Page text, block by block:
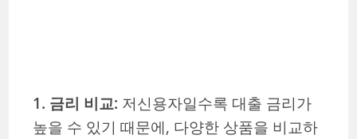
1. 금리 비교: 저신용자일수록 대출 금리가
높을 수 있기 때문에, 다양한 상품을 비교하